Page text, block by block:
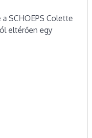
SCHOEPS Colette
eltérően egy